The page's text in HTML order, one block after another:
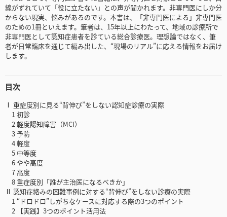
線がずれていて「役に立たない」との声が聞かれます。非専門医にしか分
からない現実、悩みがあるのです。本書は、「非専門医による」非専門医
のための1冊といえます。筆者は、15年以上にわたって、地域の診療所で
非専門医として認知症患者を診ている総合診療医。理想論ではなく、筆
者が日常臨床を通じて編み出した、“現場のリアル”に応える情報をお届け
します。
目次
Ⅰ 重症度別に見る“背伸び”をしない認知症診療の実際
1 初診
2 軽度認知障害（MCI）
3 予防
4 軽度
5 中等度
6 やや高度
7 高度
8 重症度別「誰が主治医になるべきか」
Ⅱ 認知症絡みの困難事例に対する“背伸び”をしない診療の実際
1 “ドロドロ”しがちなケースに対応する際の3つのポイント
2 【実践】3つのポイント活用法